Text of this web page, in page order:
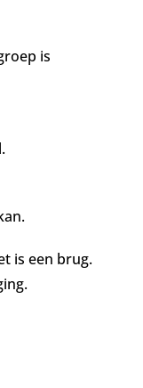
is
is een brug.